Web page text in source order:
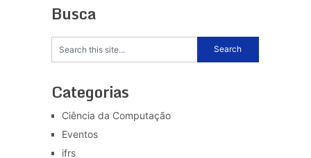
Busca
Categorias
Ciência da Computação
Eventos
ifrs